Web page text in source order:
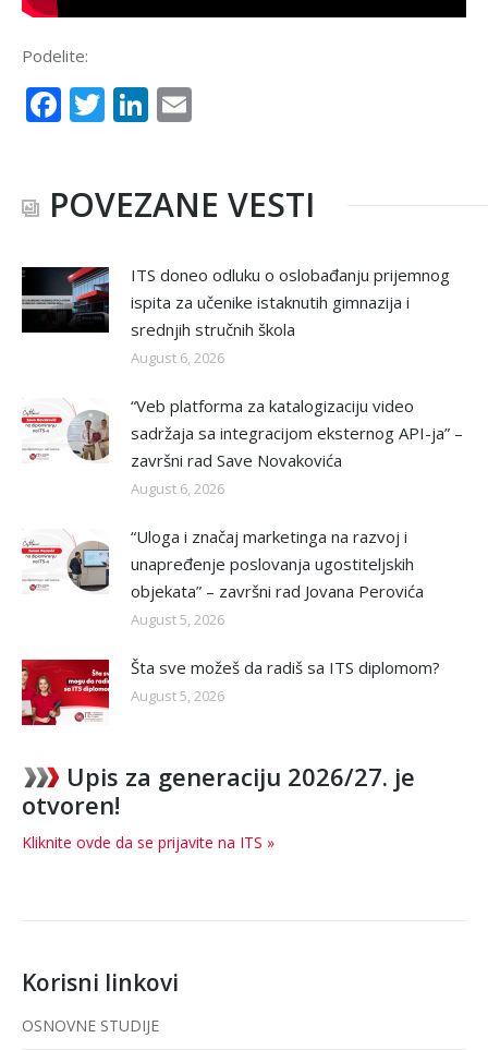
Podelite:
Facebook
TwitterLinkedIn
POVEZANE VESTI
ITS doneo odluku o oslobađanju prijemnog
ispita za učenike istaknutih gimnazija i
srednjih stručnih škola
August 6, 2026
“Veb platforma za katalogizaciju video
sadržaja sa integracijom eksternog API-ja” –
završni rad Save Novakovića
August 6, 2026
“Uloga i značaj marketinga na razvoj i
unapređenje poslovanja ugostiteljskih
objekata” – završni rad Jovana Perovića
August 5, 2026
Šta sve možeš da radiš sa ITS diplomom?
August 5, 2026
Upis za generaciju 2026/27. je
otvoren!
Kliknite ovde da se prijavite na ITS »
Korisni linkovi
OSNOVNE STUDIJE